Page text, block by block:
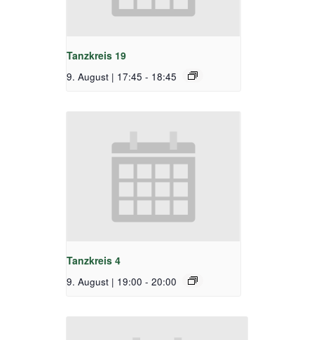
Tanzkreis 19
9. August | 17:45 - 18:45
Tanzkreis 4
9. August | 19:00 - 20:00